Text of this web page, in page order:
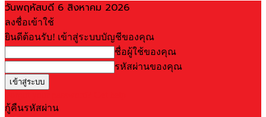
วันพฤหัสบดี 6 สิงหาคม 2026
ลงชื่อเข้าใช้
ยินดีต้อนรับ! เข้าสู่ระบบบัญชีของคุณ
ชื่อผู้ใช้ของคุณ
รหัสผ่านของคุณ
กู้คืนรหัสผ่าน